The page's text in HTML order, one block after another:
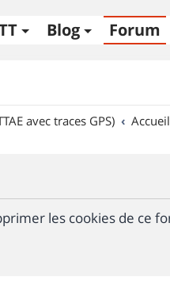
Blog Forum
avec traces GPS)
les cookies de ce